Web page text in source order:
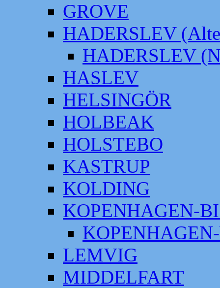
GROVE
HADERSLEV
HADERSLEV
HASLEV
HELSINGÖR
HOLBEAK
HOLSTEBO
KASTRUP
KOLDING
KOPENHAGEN-
LEMVIG
MIDDELFART